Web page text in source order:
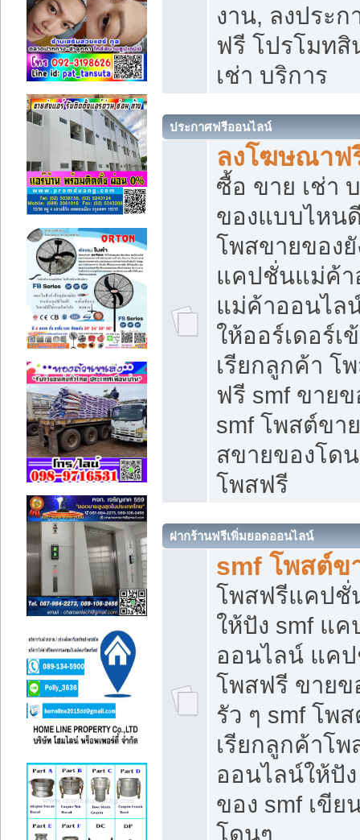
งาน, ลงประ
ฟรี โปรโมท
เช่า บริการ
ประกาศฟรีออนไลน์
ลงโฆษณาฟ
ซื้อ ขาย เช่า
ของแบบไหน
โพสขายของยั
แคปชั่นแม่ค้
แม่ค้าออนไล
ให้ออร์เดอร์เ
เรียกลูกค้า โ
ฟรี smf ขาย
smf โพสต์ขา
สขายของโด
โพสฟรี
ฝากร้านฟรีเพิ่มยอดออนไลน์
smf โพสต์ข
โพสฟรีแคปชั่
ให้ปัง smf แ
ออนไลน์ แค
โพสฟรี ขายข
รัว ๆ smf โพ
เรียกลูกค้าโ
ออนไลน์ให้ปั
ของ smf เขี
โดนๆ